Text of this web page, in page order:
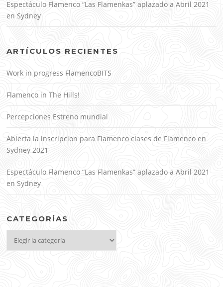
Espectáculo Flamenco “Las Flamenkas” aplazado a Abril 2021
en Sydney
ARTÍCULOS RECIENTES
Work in progress FlamencoBITS
Flamenco in The Hills!
Percepciones Estreno mundial
Abierta la inscripcion para Flamenco clases de Flamenco en
Sydney 2021
Espectáculo Flamenco “Las Flamenkas” aplazado a Abril 2021
en Sydney
CATEGORÍAS